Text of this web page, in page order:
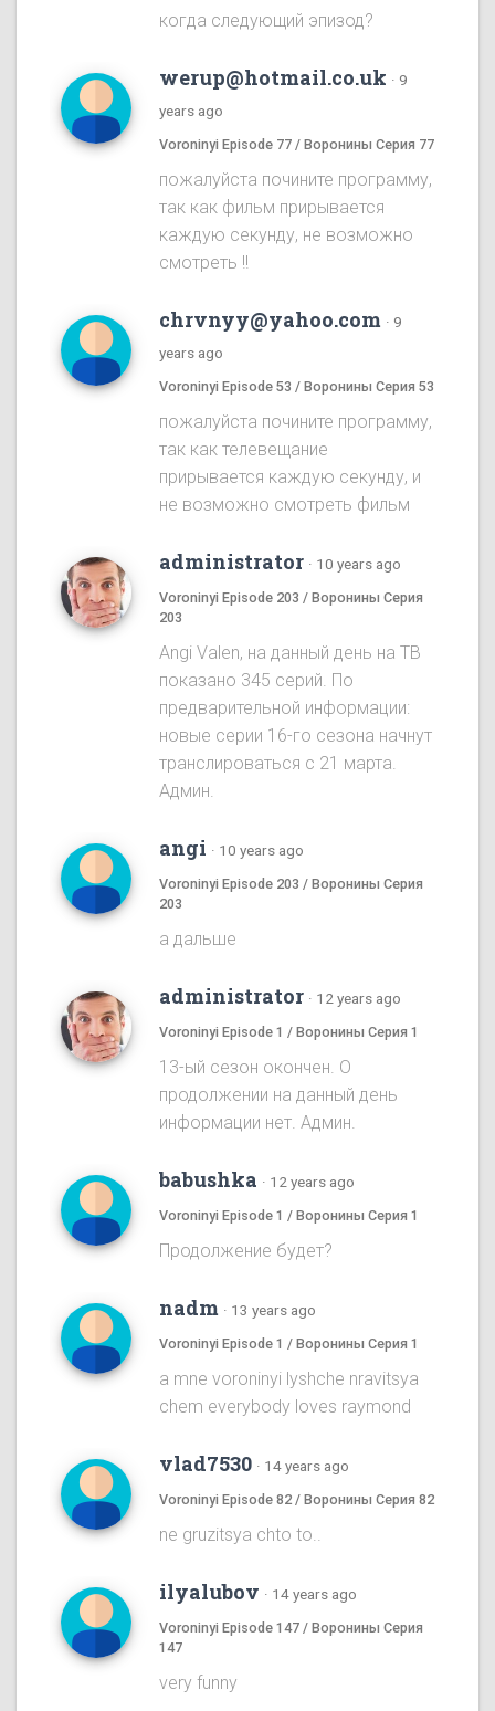
когда следующий эпизод?
werup@hotmail.co.uk · 9
years ago
Voroninyi Episode 77 / Воронины Серия 77
пожалуйста почините программу,
так как фильм прирывается
каждую секунду, не возможно
смотреть !!
chrvnyy@yahoo.com · 9
years ago
Voroninyi Episode 53 / Воронины Серия 53
пожалуйста почините программу,
так как телевещание
прирывается каждую секунду, и
не возможно смотреть фильм
administrator · 10 years ago
Voroninyi Episode 203 / Воронины Серия
203
Angi Valen, на данный день на ТВ
показано 345 серий. По
предварительной информации:
новые серии 16-го сезона начнут
транслироваться с 21 марта.
Админ.
angi · 10 years ago
Voroninyi Episode 203 / Воронины Серия
203
а дальше
administrator · 12 years ago
Voroninyi Episode 1 / Воронины Серия 1
13-ый сезон окончен. О
продолжении на данный день
информации нет. Админ.
babushka · 12 years ago
Voroninyi Episode 1 / Воронины Серия 1
Продолжение будет?
nadm · 13 years ago
Voroninyi Episode 1 / Воронины Серия 1
a mne voroninyi lyshche nravitsya
chem everybody loves raymond
vlad7530 · 14 years ago
Voroninyi Episode 82 / Воронины Серия 82
ne gruzitsya chto to..
ilyalubov · 14 years ago
Voroninyi Episode 147 / Воронины Серия
147
very funny